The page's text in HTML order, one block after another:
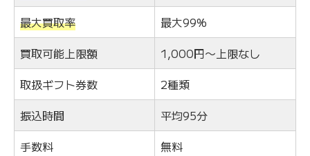
最大買取率
最大99%
買取可能上限額
1,000円〜上限なし
取扱ギフト券数
2種類
振込時間
平均95分
手数料
無料